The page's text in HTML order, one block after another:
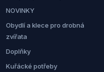
NOVINKY
Obydlí a klece pro drobná
zvířata
Doplňky
Kuřácké potřeby